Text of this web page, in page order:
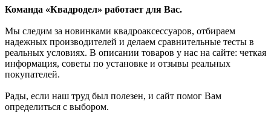
Команда «Квадродел» работает для Вас.
Мы следим за новинками квадроаксессуаров, отбираем
надежных производителей и делаем сравнительные тесты в
реальных условиях. В описании товаров у нас на сайте: четкая
информация, советы по установке и отзывы реальных
покупателей.
Рады, если наш труд был полезен, и сайт помог Вам
определиться с выбором.